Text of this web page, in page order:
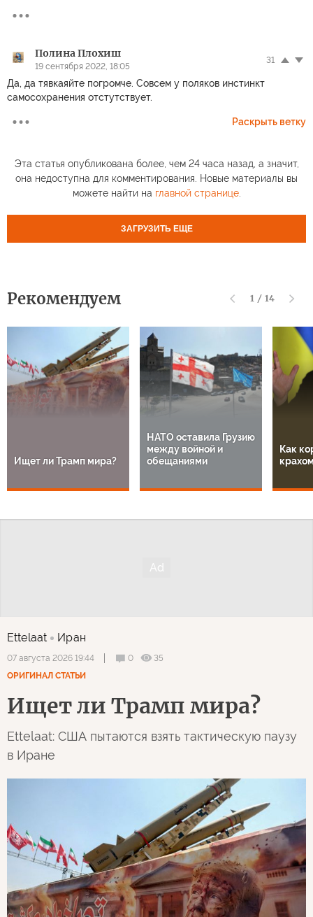
Полина Плохиш
19 сентября 2022, 18:05
31
Да, да тявкаяйте погромче. Совсем у поляков инстинкт
самосохранения отстутствует.
Раскрыть ветку
Эта статья опубликована более, чем 24 часа назад, а значит,
она недоступна для комментирования. Новые материалы вы
можете найти на главной странице.
ЗАГРУЗИТЬ ЕЩЕ
Рекомендуем 1 / 14
Ищет ли Трамп мира?
НАТО оставила Грузию
между войной и
обещаниями
Как
Ettelaat Иран
07 августа 2026 19:44 0
35
ОРИГИНАЛ СТАТЬИ
Ищет ли Трамп мира?
Ettelaat: США пытаются взять тактическую паузу
в Иране